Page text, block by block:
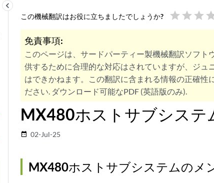
keyboard_arrow_left
この機械翻訳はお役に立ちましたでしょうか? star star star
免責事項:
このページは、サードパーティー製機械翻訳ソフ
供するために合理的な対応はされていますが、ジュ
はできかねます。この翻訳に含まれる情報の正確性
ださい. ダウンロード可能なPDF (英語版のみ).
MX480ホストサブシステ
date_range 02-Jul-25
MX480ホストサブシステムのメ